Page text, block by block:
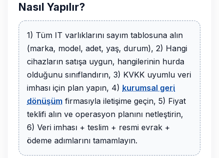
Nasıl Yapılır?
1) Tüm IT varlıklarını sayım tablosuna alın
(marka, model, adet, yaş, durum), 2) Hangi
cihazların satışa uygun, hangilerinin hurda
olduğunu sınıflandırın, 3) KVKK uyumlu veri
imhası için plan yapın, 4) kurumsal geri
dönüşüm firmasıyla iletişime geçin, 5) Fiyat
teklifi alın ve operasyon planını netleştirin,
6) Veri imhası + teslim + resmi evrak +
ödeme adımlarını tamamlayın.